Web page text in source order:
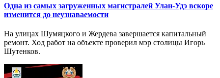
Одна из самых загруженных магистралей Улан-Удэ вскоре
изменится до неузнаваемости
На улицах Шумяцкого и Жердева завершается капитальный
ремонт. Ход работ на объекте проверил мэр столицы Игорь
Шутенков.